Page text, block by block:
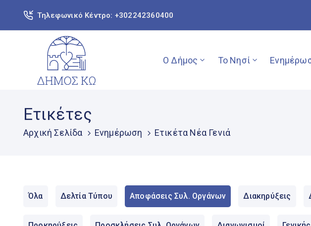
Τηλεφωνικό Κέντρο: +302242360400
Ο Δήμος Το Νησί
Ετικέτες
Αρχική Σελίδα Ενημέρωση Ετικέτα Νέα Γενιά
Όλα Δελτία Τύπου Αποφάσεις Συλ. Οργάνων Διακηρύξεις